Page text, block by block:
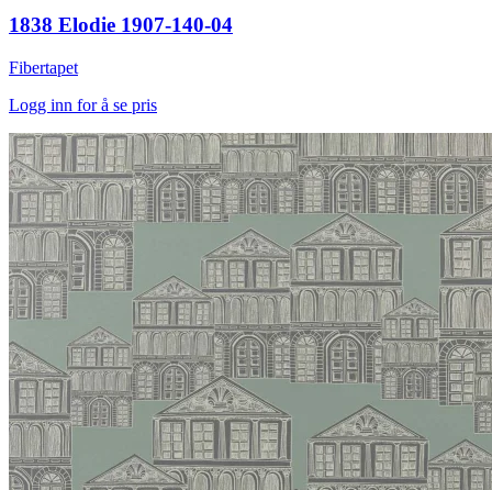
1838 Elodie 1907-140-04
Fibertapet
Logg inn for å se pris